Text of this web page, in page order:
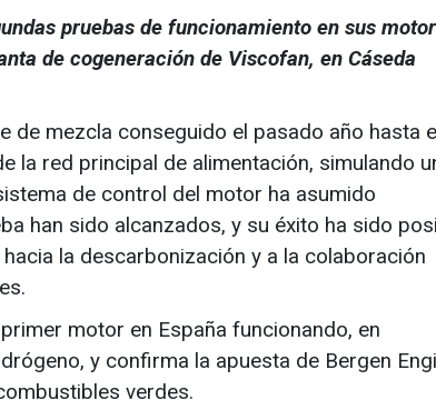
pruebas de funcionamiento en sus
de cogeneración de Viscofan, en Cáseda
de mezcla conseguido el pasado año hasta
la red principal de alimentación, simulando
de control del motor ha asumido
han sido alcanzados, y su éxito ha sido
la descarbonización y a la colaboración
motor en España funcionando, en
y confirma la apuesta de Bergen
verdes.